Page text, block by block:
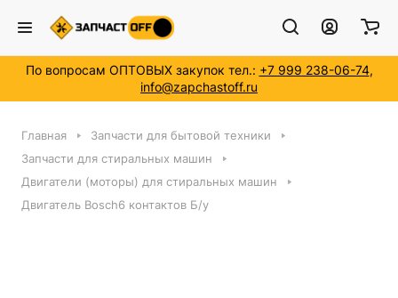
По вопросам ОПТОВЫХ закупок тел.: +7 999 238-06-74,
info@zapchastoff.ru
Главная
Запчасти для бытовой техники
Запчасти для стиральных машин
Двигатели (моторы) для стиральных машин
Двигатель Bosch6 контактов Б/у